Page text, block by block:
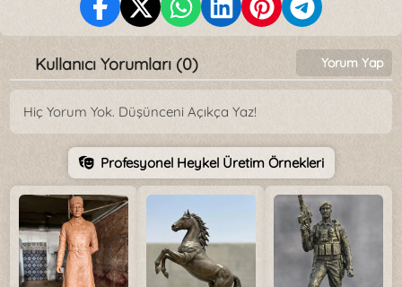
Kullanıcı Yorumları (0) Yorum Yap
Hiç Yorum Yok. Düşünceni Açıkça Yaz!
Profesyonel Heykel Üretim Örnekleri